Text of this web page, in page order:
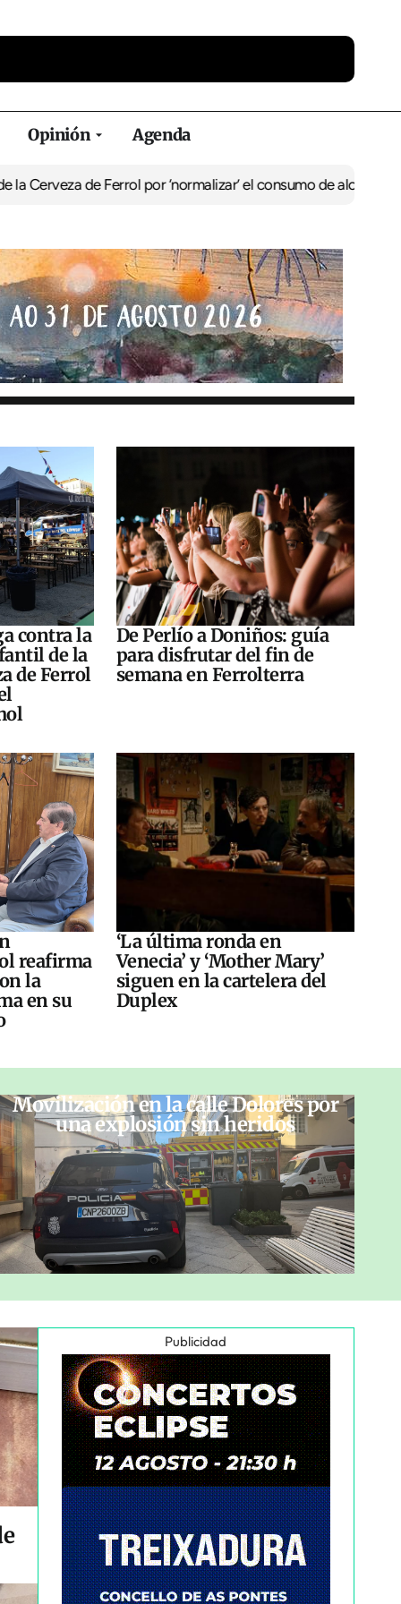
Opinión Agenda
Ferrol por ‘normalizar’ el consumo de alcoholDe Perlío a
contra la
de la
de Ferrol
De Perlío a Doniños: guía
para disfrutar del fin de
semana en Ferrolterra
reafirma
la
en su
‘La última ronda en
Venecia’ y ‘Mother Mary’
siguen en la cartelera del
Duplex
Movilización en la calle Dolores por
una explosión sin heridos
Publicidad